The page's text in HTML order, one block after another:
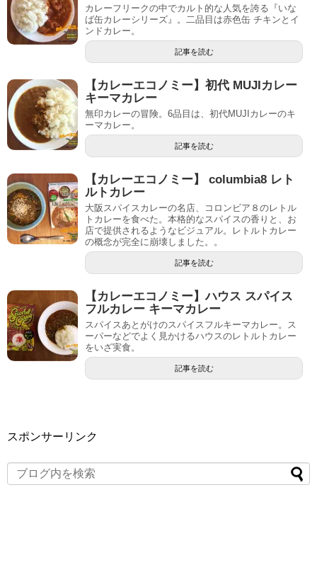
カレーフリークの中でカルト的な人気を誇る『いな
ば缶カレーシリーズ』。二品目は赤色缶 チキンとイ
ンドカレー。
記事を読む
【カレーエコノミー】初代 MUJIカレー
キーマカレー
無印カレーの冒険。6品目は、初代MUJIカレーのキ
ーマカレー。
記事を読む
【カレーエコノミー】 columbia8 レト
ルトカレー
大阪スパイスカレーの名店、コロンビア８のレトル
トカレーを食べた。本格的なスパイスの香りと、お
店で提供されるようなビジュアル。レトルトカレー
の概念が完全に崩壊しました。。
記事を読む
【カレーエコノミー】ハウス スパイス
フルカレー キーマカレー
スパイスあとがけのスパイスフルキーマカレー。ス
ーパーなどでよく見かけるハウスのレトルトカレー
をいざ実食。
記事を読む
スポンサーリンク